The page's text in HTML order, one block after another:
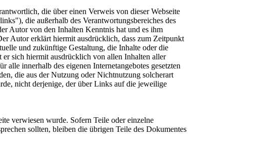
die über einen Verweis von dieser Webseite
die außerhalb des Verantwortungsbereiches des
Autor von den Inhalten Kenntnis hat und es ihm
Autor erklärt hiermit ausdrücklich, dass zum Zeitpunkt
und zukünftige Gestaltung, die Inhalte oder die
sich hiermit ausdrücklich von allen Inhalten aller
innerhalb des eigenen Internetangebotes gesetzten
die aus der Nutzung oder Nichtnutzung solcherart
nicht derjenige, der über Links auf die jeweilige
verwiesen wurde. Sofern Teile oder einzelne
sollten, bleiben die übrigen Teile des Dokumentes